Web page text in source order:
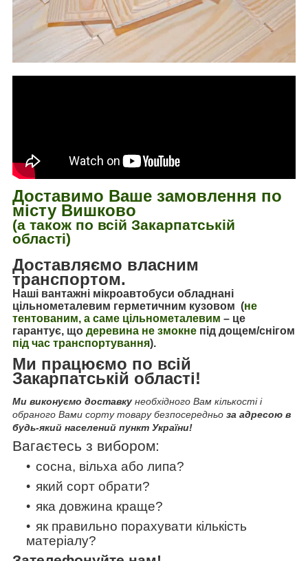
Доставимо Ваше замовлення по
місту Вишково
(а також по всій Закарпатській
області)
Доставляємо власним
транспортом.
Наші вантажні мікроавтобуси обладнані
цільнометалевим герметичним кузовом (не
тентованим, а саме цільнометалевим – це
гарантує, що деревина не змокне під дощем/снігом
під час транспортування).
Ми працюємо по всій
Закарпатській області!
Ми виконуємо доставку необхідного Вам кількості і
обраного Вами сорту товару безпосередньо за адресою в
будь-який населений пункт України!
Вагаєтесь з вибором:
сосна, вільха або липа?
який сорт обрати?
яка довжина краще?
як правильно порахувати кількість
матеріалу?